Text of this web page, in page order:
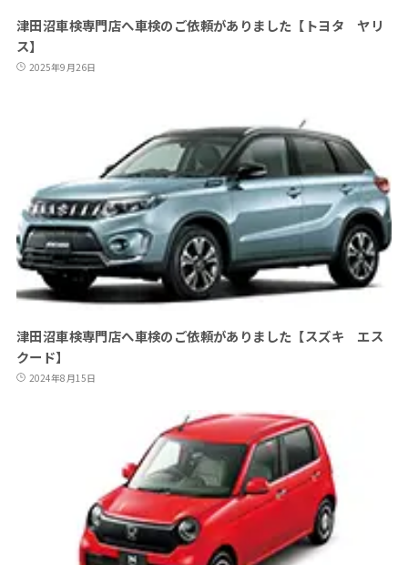
津田沼車検専門店へ車検のご依頼がありました【トヨタ ヤリ
ス】
2025年9月26日
津田沼車検専門店へ車検のご依頼がありました【スズキ エス
クード】
2024年8月15日